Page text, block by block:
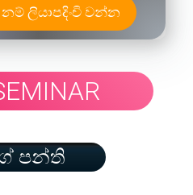
ලියාපදිංචි වන්න
පන්ති